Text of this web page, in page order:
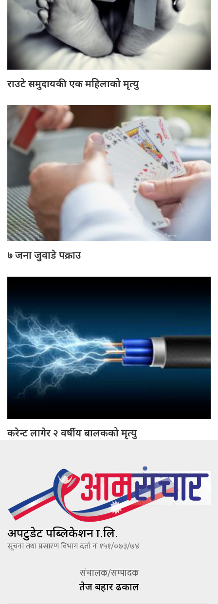
राउटे समुदायकी एक महिलाको मृत्यु
७ जना जुवाडे पक्राउ
करेन्ट लागेर २ वर्षीय बालकको मृत्यु
अपटुडेट पब्लिकेशन प्रा.लि.
सूचना तथा प्रसारण विभाग दर्ता नंः १५१/०७३/७४
संचालक/सम्पादक
तेज बहादूर ढकाल